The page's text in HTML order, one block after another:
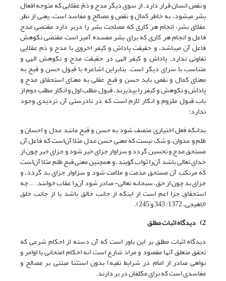
و نقص انسان قرار دارد. از سوی دیگر مدح و ذمّ عقلایی که متوجه افعال
بشر می‎شود، به خاطر کمال و نقص و مصالح و مفاسد است، یعنی از نظر
عقلای بشر، انجام هر کاری که مصلحت بشر را دربر دارد مقتضی مدح
فاعل و انجام هر کاری که برای بشر مفسده آمیز است مقتضی نکوهش
فاعل آن می‎باشد، و حقیقت پاداش و کیفر اخروی با مدح و ذم عقلایی
تفاوتی ندارد. پاداش و کیفر الهی در حقیقت مدح و نکوهش الهی و
متناسب با سرای دیگر است. بنابراین اشاعره با قبول حسن و قبح به
معنای کمال و نقص باید حسن و قبح عقلی به معنای استحقاق مدح و
پاداش و نکوهش و کیفر را بپذیرند، قبول مطلب اول و انکار مطلب دوم از
باب قبول ملزوم و انکار لازم است که در نادرستی آن تردیدی وجود
ندارد:
بدان‎که فعل اختیاری متصف شود به حسن و قبح مانند عدل و احسان و
ظلم و عدوان، و شک نیست که معنی حسن عدل مثلا آن‌است که فاعل آن
مستحق مدح و تحسین گردد و سزاوار جزای خیر شود و جزای خیر چون از
خدای تعالی باشد آن‌را ثواب گویند، و همچنین معنی قبح ظلم مثلا آن‌است
که مرتکب آن مستحق مذمت و ملامت شود و سزاوار جزای بد گردد، و
جزای بد چون از حق – سبحانه تعالی- صادر شود آن‌را عقاب خوانند. ...چه
استحقاق جزا اعم است از این‎که از جانب خالق باشد یا از جانب خلق
(لاهیجی، 1372: 343 و 245).
2) دیدگاه اثبات مطلق
دیدگاه اثبات مطلق بر این باور است که آن دسته از احکام شرعی که
تحقق متعلق آن‎ها مقصود و مراد شارع است (نه احکام امتحانی یا اوامر و
نواهی صادر از امام در شرایط تقیه) بدون استثنا مبتنی بر مصالح و
مفاسدی است که برای مکلفان در بر دارند.